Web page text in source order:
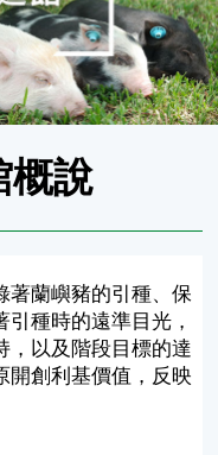
概說
著蘭嶼豬的引種、保
種時的遠準目光，
，以及階段目標的達
開創利基價值，反映